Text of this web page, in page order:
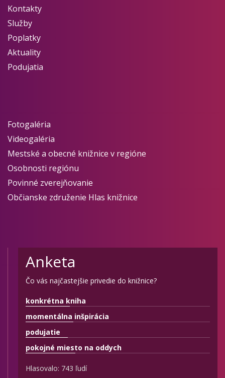
Kontakty
Služby
Poplatky
Aktuality
Podujatia
Fotogaléria
Videogaléria
Mestské a obecné knižnice v regióne
Osobnosti regiónu
Povinné zverejňovanie
Občianske združenie Hlas knižnice
Anketa
Čo vás najčastejšie privedie do knižnice?
konkrétna kniha
momentálna inšpirácia
podujatie
pokojné miesto na oddych
Hlasovalo: 743 ľudí